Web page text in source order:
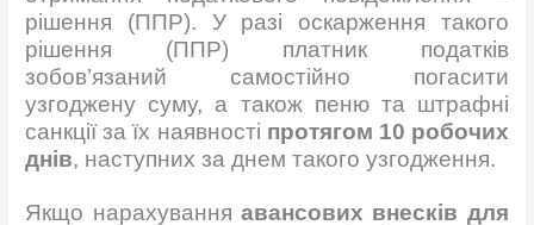
рішення (ППР). У разі оскарження такого
рішення (ППР) платник податків
зобов’язаний самостійно погасити
узгоджену суму, а також пеню та штрафні
санкції за їх наявності протягом 10 робочих
днів, наступних за днем такого узгодження.
Якщо нарахування авансових внесків для